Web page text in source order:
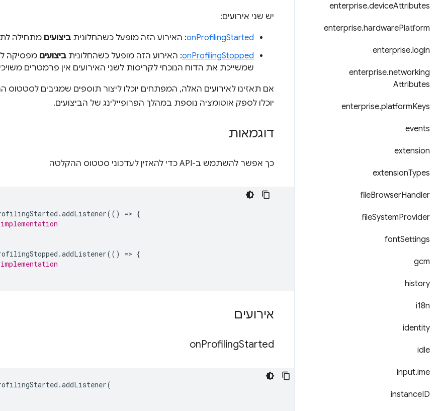
enterprise.deviceAttributes
enterprise.hardwarePlatform
enterprise.login
enterprise.networking
Attributes
enterprise.platformKeys
events
extension
extensionTypes
fileBrowserHandler
fileSystemProvider
fontSettings
gcm
history
i18n
identity
idle
input.ime
instanceID
יש שני אירועים:
onProfilingStarted: האירוע הזה מופעל כשהחלונית ביצועים מתחילה
onProfilingStopped: האירוע הזה מופעל כשהחלונית ביצועים מפסיקה
שמשייכת את הדוח הנוכחי לקריסות לשני האירועים אין פרמטרים
אם תאזינו לאירועים האלה, המפתחים יוכלו ליצור תוספים שמגיבים לסטטוס
יוכלו לספק אוטומציה נוספת במהלך הפרופיילינג של הביצועים.
דוגמאות
כך אפשר להשתמש ב-API כדי להאזין לעדכוני סטטוס ההקלטה
.addListener(() => {
.addListener(() => {
אירועים
onProfilingStarted
.addListener(